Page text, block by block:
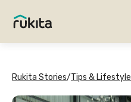
Rukita Stories/Tips & Lifestyle